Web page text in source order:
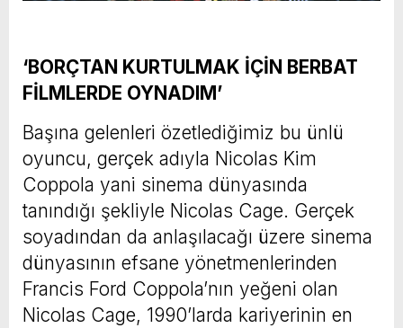
‘BORÇTAN KURTULMAK İÇİN BERBAT
FİLMLERDE OYNADIM’
Başına gelenleri özetlediğimiz bu ünlü
oyuncu, gerçek adıyla Nicolas Kim
Coppola yani sinema dünyasında
tanındığı şekliyle Nicolas Cage. Gerçek
soyadından da anlaşılacağı üzere sinema
dünyasının efsane yönetmenlerinden
Francis Ford Coppola’nın yeğeni olan
Nicolas Cage, 1990’larda kariyerinin en